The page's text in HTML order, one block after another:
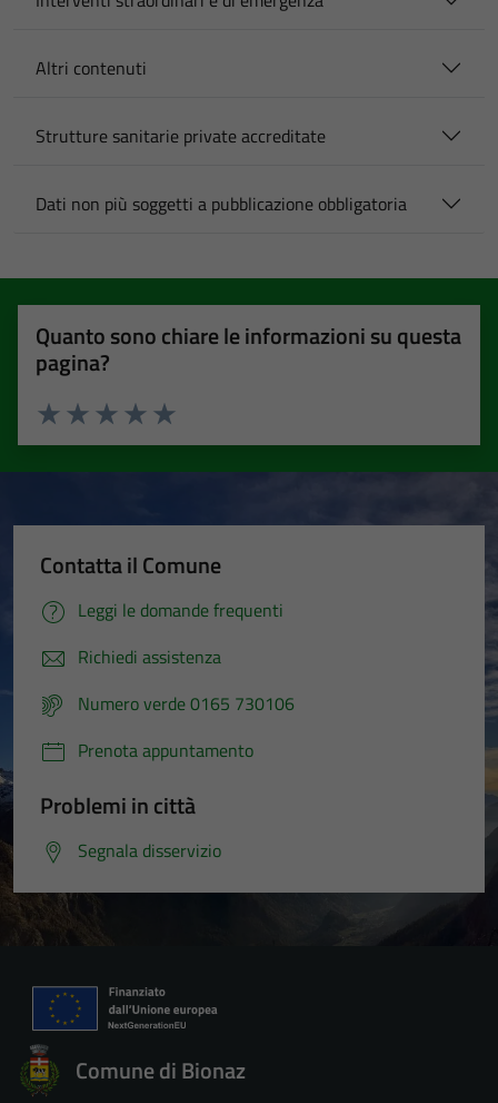
Altri contenuti
Strutture sanitarie private accreditate
Dati non più soggetti a pubblicazione obbligatoria
Quanto sono chiare le informazioni su questa
pagina?
Valuta 5 stelle su 5
Valuta 4 stelle su 5
Valuta 3 stelle su 5
Valuta 2 stelle su 5
Valuta 1 stelle su 5
Contatta il Comune
Leggi le domande frequenti
Richiedi assistenza
Numero verde 0165 730106
Prenota appuntamento
Problemi in città
Segnala disservizio
Comune di Bionaz